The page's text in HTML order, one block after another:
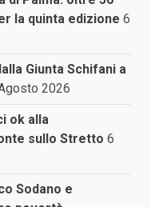
la quinta edizione 6
Giunta Schifani a
2026
ok alla
sullo Stretto 6
Sodano e